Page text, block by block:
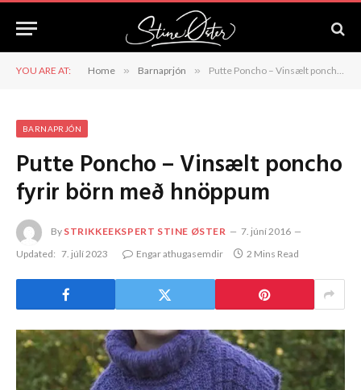
YOU ARE AT: Home » Barnaprjón » Putte Poncho – Vinsælt poncho fyrir börn með hnöppum
BARNAPRJÓN
Putte Poncho – Vinsælt poncho
fyrir börn með hnöppum
By STRIKKEEKSPERT STINE ØSTER
7. júní 2016
Updated: 7. júlí 2023 Engar athugasemdir 2 Mins Read